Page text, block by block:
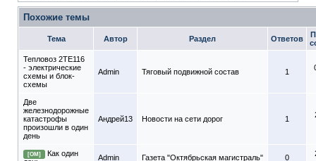
Похожие темы
Тема Автор Раздел Ответов
Тепловоз 2ТЕ116
- электрические
схемы и блок-
схемы
Admin Тяговый подвижной состав 1
Две
железнодорожные
катастрофы
произошли в один
день
Андрей13 Новости на сети дорог 1
[ОМ]
Как один
Admin Газета "Октябрьская магистраль" 0